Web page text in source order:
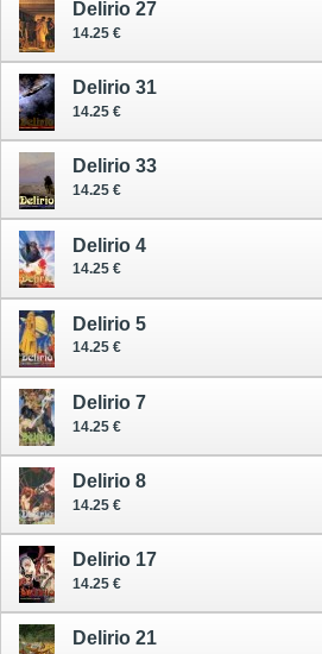
Delirio 27
14.25 €
Delirio 31
14.25 €
Delirio 33
14.25 €
Delirio 4
14.25 €
Delirio 5
14.25 €
Delirio 7
14.25 €
Delirio 8
14.25 €
Delirio 17
14.25 €
Delirio 21